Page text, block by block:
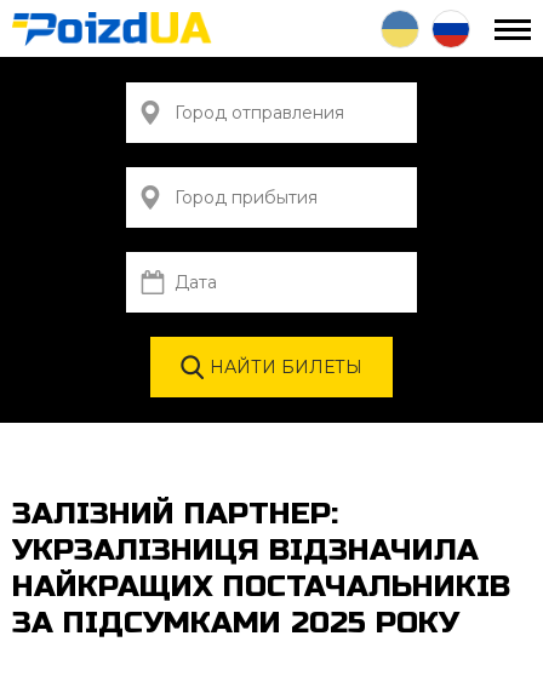
ЗАЛІЗНИЙ ПАРТНЕР:
УКРЗАЛІЗНИЦЯ ВІДЗНАЧИЛА
НАЙКРАЩИХ ПОСТАЧАЛЬНИКІВ
ЗА ПІДСУМКАМИ 2025 РОКУ